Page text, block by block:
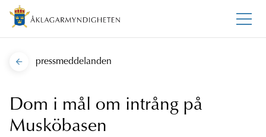
pressmeddelanden
Dom i mål om intrång på
Musköbasen